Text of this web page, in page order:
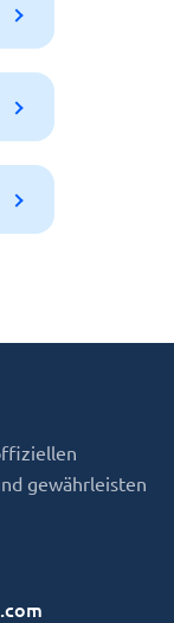
gewährleisten